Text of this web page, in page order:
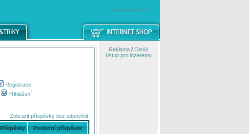
windowsmobile.cz
Registrace
Přihlášení
Zobrazit příspěvky bez odpovědí
Příspěvky Poslední příspěvek
Reklama/ Ceník
Vstup pro inzerenty